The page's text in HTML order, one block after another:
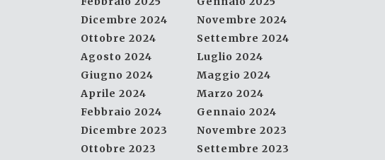
Dicembre 2024
Novembre 2024
Ottobre 2024
Settembre 2024
Agosto 2024
Luglio 2024
Giugno 2024
Maggio 2024
Aprile 2024
Marzo 2024
Febbraio 2024
Gennaio 2024
Dicembre 2023
Novembre 2023
Ottobre 2023
Settembre 2023